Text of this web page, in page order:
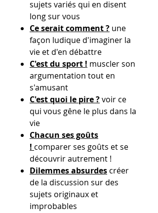
sujets variés qui en disent
long sur vous
Ce serait comment ? une
façon ludique d'imaginer la
vie et d'en débattre
C'est du sport ! muscler son
argumentation tout en
s'amusant
C'est quoi le pire ?voir ce
qui vous gêne le plus dans la
vie
Chacun ses goûts
! comparer ses goûts et se
découvrir autrement !
Dilemmes absurdes créer
de la discussion sur des
sujets originaux et
improbables